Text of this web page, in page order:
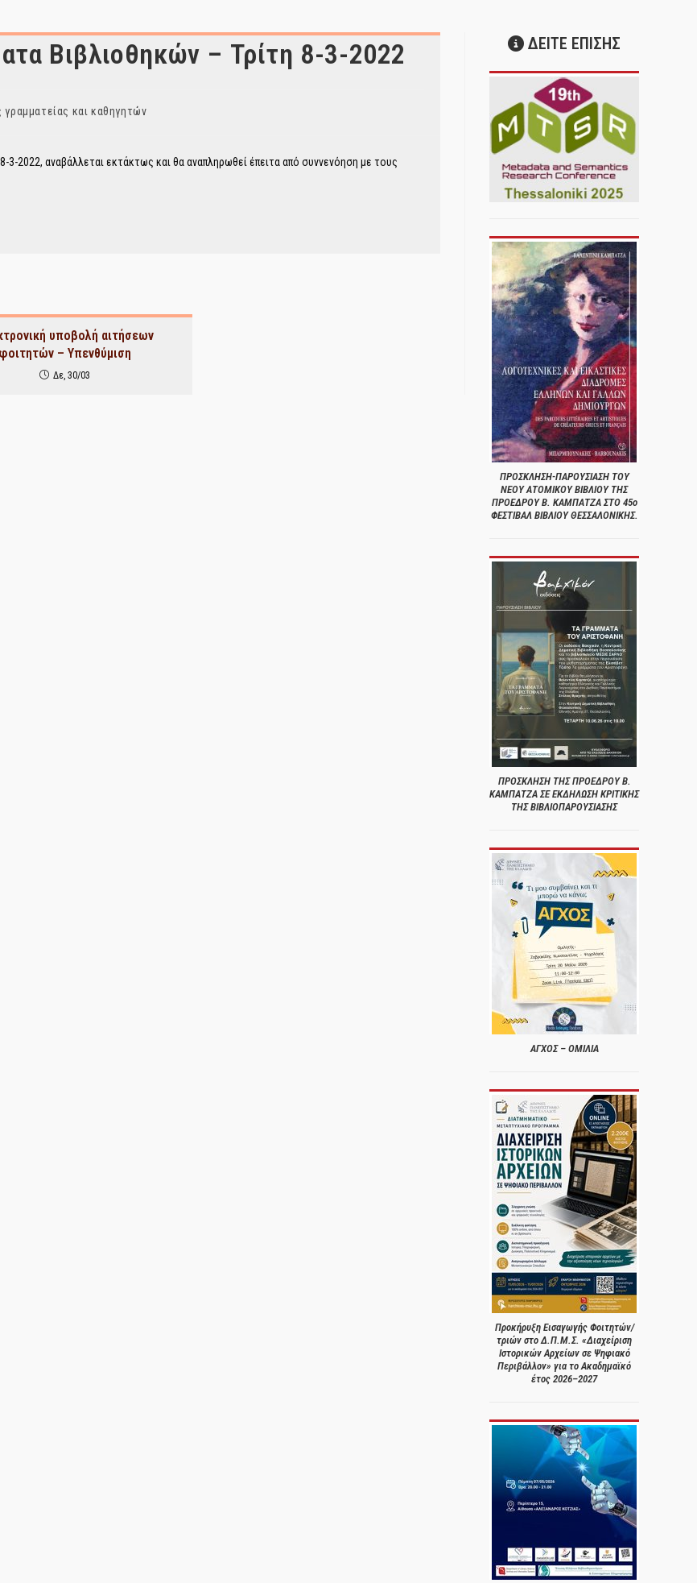
Βιβλιοθηκών – Τρίτη 8-3-2022
γραμματείας και καθηγητών
2022, αναβάλλεται εκτάκτως και θα αναπληρωθεί έπειτα από συννενόηση με τους
υποβολή αιτήσεων
φοιτητών – Υπενθύμιση
Δε, 30/03
ΔΕΙΤΕ ΕΠΙΣΗΣ
ΠΡΟΣΚΛΗΣΗ-ΠΑΡΟΥΣΙΑΣΗ ΤΟΥ
ΝΕΟΥ ΑΤΟΜΙΚΟΥ ΒΙΒΛΙΟΥ ΤΗΣ
ΠΡΟΕΔΡΟΥ Β. ΚΑΜΠΑΤΖΑ ΣΤΟ 45ο
ΦΕΣΤΙΒΑΛ ΒΙΒΛΙΟΥ ΘΕΣΣΑΛΟΝΙΚΗΣ.
ΠΡΟΣΚΛΗΣΗ ΤΗΣ ΠΡΟΕΔΡΟΥ Β.
ΚΑΜΠΑΤΖΑ ΣΕ ΕΚΔΗΛΩΣΗ ΚΡΙΤΙΚΗΣ
ΤΗΣ ΒΙΒΛΙΟΠΑΡΟΥΣΙΑΣΗΣ
ΑΓΧΟΣ – ΟΜΙΛΙΑ
Προκήρυξη Εισαγωγής Φοιτητών/
τριών στο Δ.Π.Μ.Σ. «Διαχείριση
Ιστορικών Αρχείων σε Ψηφιακό
Περιβάλλον» για το Ακαδημαϊκό
έτος 2026–2027